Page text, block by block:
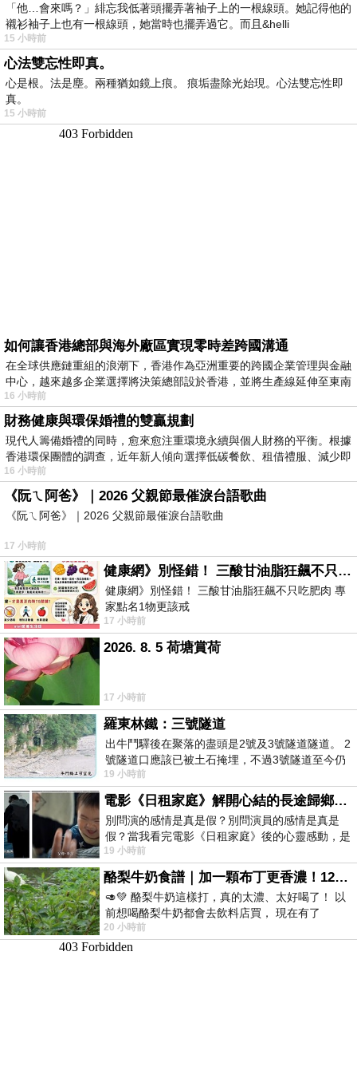
「他…會來嗎？」緋忘我低著頭擺弄著袖子上的一根線頭。她記得他的
襯衫袖子上也有一根線頭，她當時也擺弄過它。而且&helli
15 小時前
心法雙忘性即真。
心是根。法是塵。兩種猶如鏡上痕。 痕垢盡除光始現。心法雙忘性即
真。
15 小時前
如何讓香港總部與海外廠區實現零時差跨國溝通
在全球供應鏈重組的浪潮下，香港作為亞洲重要的跨國企業管理與金融
中心，越來越多企業選擇將決策總部設於香港，並將生產線延伸至東南
16 小時前
財務健康與環保婚禮的雙贏規劃
現代人籌備婚禮的同時，愈來愈注重環境永續與個人財務的平衡。根據
香港環保團體的調查，近年新人傾向選擇低碳餐飲、租借禮服、減少即
16 小時前
《阮ㄟ阿爸》｜2026 父親節最催淚台語歌曲
《阮ㄟ阿爸》｜2026 父親節最催淚台語歌曲
17 小時前
健康網》別怪錯！ 三酸甘油脂狂飆不只吃肥肉 專家點名1物更該戒
健康網》別怪錯！ 三酸甘油脂狂飆不只吃肥肉 專
家點名1物更該戒
https://health.ltn.com.tw/article/breakingnews/
17 小時前
2026. 8. 5 荷塘賞荷
17 小時前
羅東林鐵：三號隧道
出牛鬥驛後在聚落的盡頭是2號及3號隧道隧道。 2
號隧道口應該已被土石掩埋，不過3號隧道至今仍
存在。從台7丙牛鬥橋上往左岸上游方
19 小時前
電影《日租家庭》解開心結的長途歸鄉！能在電影院感受到地理的寬闊和人心的相鄰，真是太棒了！
別問演的感情是真是假？別問演員的感情是真是
假？當我看完電影《日租家庭》後的心靈感動，是
真的。詮釋的情感觸動了人心，就是真情
19 小時前
酪梨牛奶食譜｜加一顆布丁更香濃！120秒完成飲料店級酪梨奶昔｜imami 旗艦豆漿機
🥑💚 酪梨牛奶這樣打，真的太濃、太好喝了！ 以
前想喝酪梨牛奶都會去飲料店買， 現在有了
imami 健康煮藝｜旗艦破壁智慧養生豆漿機，
20 小時前